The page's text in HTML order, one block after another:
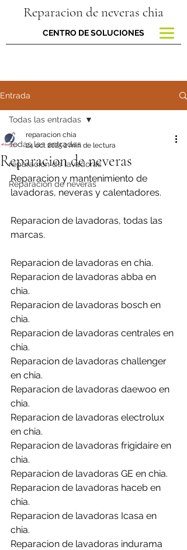
Reparacion de neveras chia
CENTRO DE SOLUCIONES
Entrada
Todas las entradas
reparacion de lavadoras
Reparación de neveras
Todas las entradas
Reparacion de neveras
reparacion chia
24 oct 20252 min de lectura
Reparacion y mantenimiento de
lavadoras, neveras y calentadores.
Reparacion de lavadoras, todas las
marcas.
Reparacion de lavadoras en chia.
Reparacion de lavadoras abba en
chia.
Reparacion de lavadoras bosch en
chia.
Reparacion de lavadoras centrales en
chia.
Reparacion de lavadoras challenger
en chia.
Reparacion de lavadoras daewoo en
chia.
Reparacion de lavadoras electrolux
en chia.
Reparacion de lavadoras frigidaire en
chia.
Reparacion de lavadoras GE en chia.
Reparacion de lavadoras haceb en
chia.
Reparacion de lavadoras Icasa en
chia.
Reparacion de lavadoras indurama